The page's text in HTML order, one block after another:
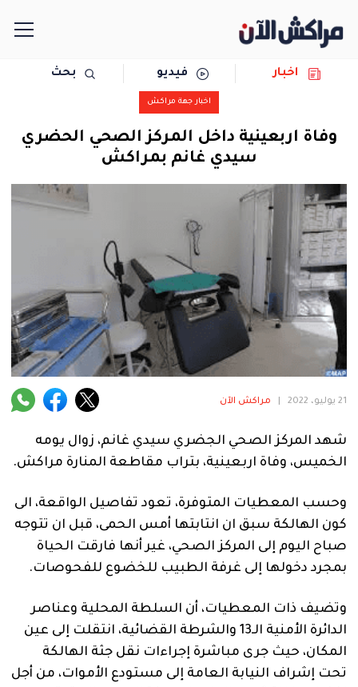
مجتمع
رياضة
حوادث
دولية
المرأة
فنية
منوعة
آراء
اخبار فيديو بحث
اخبار جهة مراكش
وفاة اربعينية داخل المركز الصحي الحضري
سيدي غانم بمراكش
21 يوليو، 2022 مراكش الآن
شهد المركز الصحي الجضري سيدي غانم، زوال يومه
الخميس، وفاة اربعينية، بتراب مقاطعة المنارة مراكش.
وحسب المعطيات المتوفرة، تعود تفاصيل الواقعة، الى
كون الهالكة سبق ان انتابتها أمس الحمى، قبل ان تتوجه
صباح اليوم إلى المركز الصحي، غير أنها فارقت الحياة
بمجرد دخولها إلى غرفة الطبيب للخضوع للفحوصات.
وتضيف ذات المعطيات، أن السلطة المحلية وعناصر
الدائرة الأمنية الـ13 والشرطة القضائية، انتقلت إلى عين
المكان، حيث جرى مباشرة إجراءات نقل جثة الهالكة
تحت إشراف النيابة العامة إلى مستودع الأموات، من أجل